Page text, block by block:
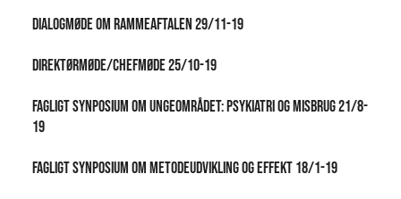
Dialogmøde om rammeaftalen 29/11-19
Direktørmøde/chefmøde 25/10-19
Fagligt synposium om ungeområdet: Psykiatri og misbrug 21/8-
19
Fagligt synposium om metodeudvikling og effekt 18/1-19